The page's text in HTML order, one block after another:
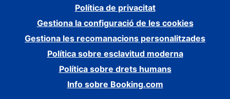
Política de privacitat
Gestiona la configuració de les cookies
Gestiona les recomanacions personalitzades
Política sobre esclavitud moderna
Política sobre drets humans
Info sobre Booking.com